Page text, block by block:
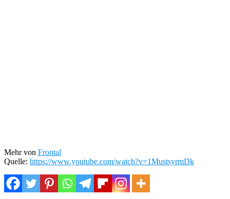
Mehr von Frontal
Quelle: https://www.youtube.com/watch?v=1MustsyrmDk